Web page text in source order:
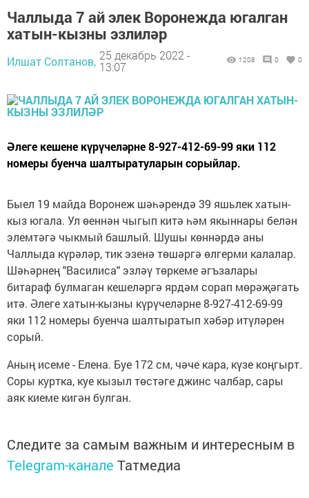
Чаллыда 7 ай элек Воронежда югалган
хатын-кызны эзлиләр
Илшат Солтанов, 25 декабрь 2022 -
13:07
1208 0 0
Әлеге кешене күрүчеләрне 8-927-412-69-99 яки 112
номеры буенча шалтыратуларын сорыйлар.
Быел 19 майда Воронеж шәһәрендә 39 яшьлек хатын-
кыз югала. Ул өеннән чыгып китә һәм якыннары белән
элемтәгә чыкмый башлый. Шушы көннәрдә аны
Чаллыда күрәләр, тик эзенә төшәргә өлгерми калалар.
Шәһәрнең "Василиса" эзләү төркеме әгъзалары
битараф булмаган кешеләргә ярдәм сорап мөрәҗәгать
итә. Әлеге хатын-кызны күрүчеләрне 8-927-412-69-99
яки 112 номеры буенча шалтыратып хәбәр итүләрен
сорый.
Аның исеме - Елена. Буе 172 см, чәче кара, күзе коңгырт.
Соры куртка, куе кызыл төстәге джинс чалбар, сары
аяк киеме кигән булган.
Следите за самым важным и интересным в
Telegram-канале Татмедиа